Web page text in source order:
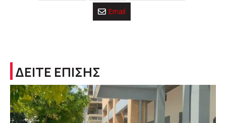
Email
ΔΕΙΤΕ ΕΠΙΣΗΣ